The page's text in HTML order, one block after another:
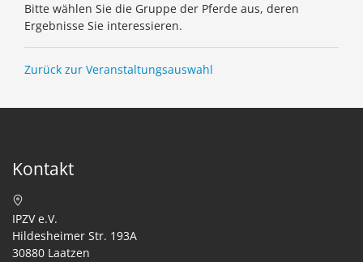
Bitte wählen Sie die Gruppe der Pferde aus, deren
Ergebnisse Sie interessieren.
Zurück zur Veranstaltungsauswahl
Kontakt
IPZV e.V.
Hildesheimer Str. 193A
30880 Laatzen